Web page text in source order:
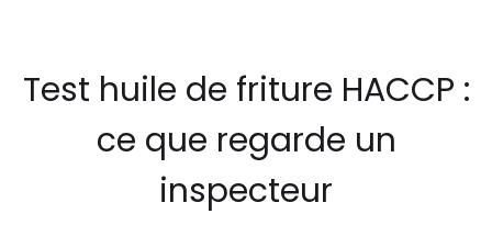
Test huile de friture HACCP :
ce que regarde un
inspecteur